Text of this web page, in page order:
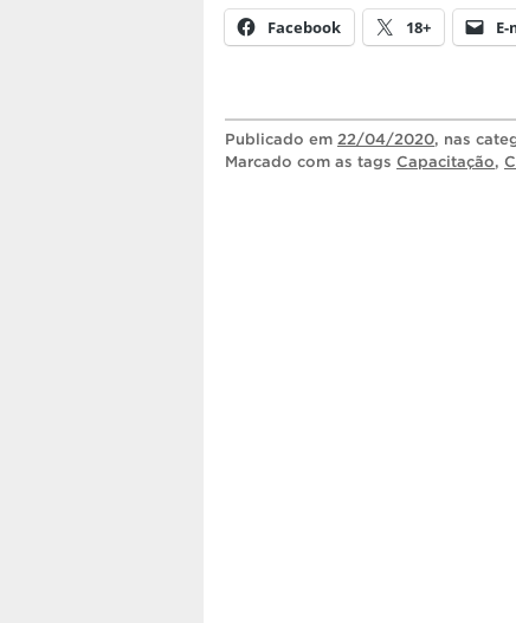
Facebook 18+
Publicado em 22/04/2020, nas
Marcado com as tags Capacitação,